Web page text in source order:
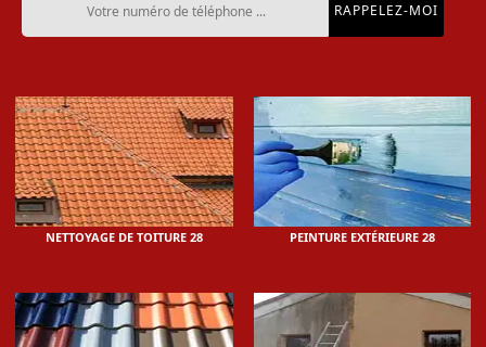
NETTOYAGE DE TOITURE 28 PEINTURE EXTÉRIEURE 28